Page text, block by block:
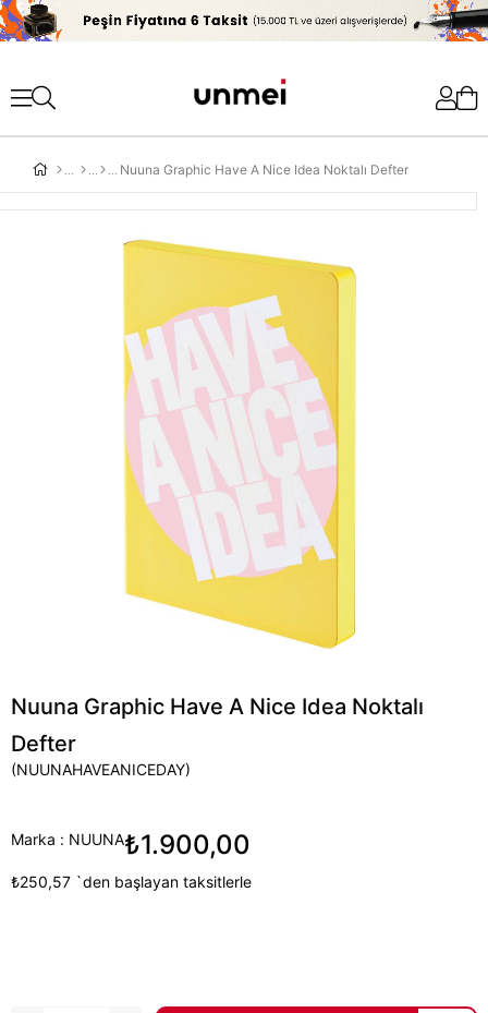
'
Nuuna Graphic Have A Nice Idea Noktalı Defter
Nuuna Graphic Have A Nice Idea Noktalı
Defter
(NUUNAHAVEANICEDAY)
Marka : NUUNA₺1.900,00
₺250,57 `den başlayan taksitlerle